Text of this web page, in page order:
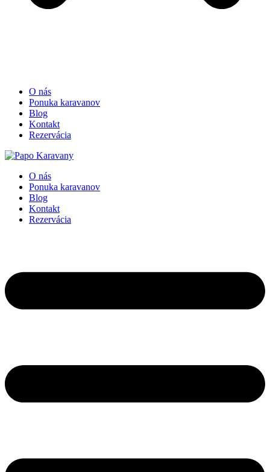
O nás
Ponuka karavanov
Blog
Kontakt
Rezervácia
O nás
Ponuka karavanov
Blog
Kontakt
Rezervácia